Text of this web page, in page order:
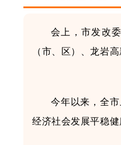
会上，市发改
（市、区）、龙岩
今年以来，全
经济社会发展平稳健